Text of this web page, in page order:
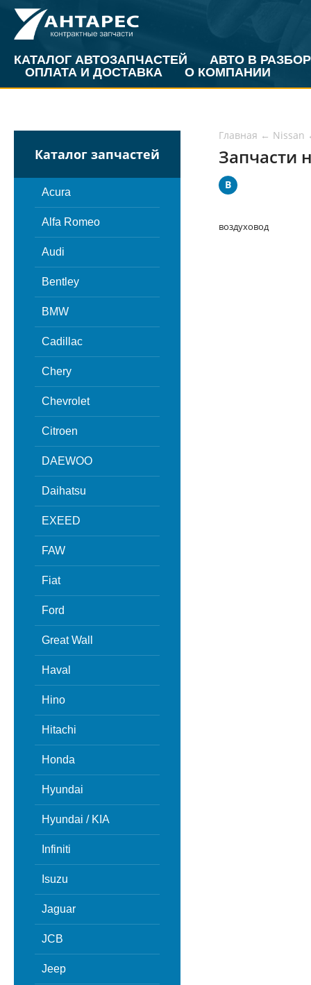
КАТАЛОГ АВТОЗАПЧАСТЕЙ
АВТО В РАЗБОР
ОПЛАТА И ДОСТАВКА
О КОМПАНИИ
Каталог запчастей
Acura
Alfa Romeo
Audi
Bentley
BMW
Cadillac
Chery
Chevrolet
Citroen
DAEWOO
Daihatsu
EXEED
FAW
Fiat
Ford
Great Wall
Haval
Hino
Hitachi
Honda
Hyundai
Hyundai / KIA
Infiniti
Isuzu
Jaguar
JCB
Jeep
Главная ← Nissan
Запчасти
В
воздуховод